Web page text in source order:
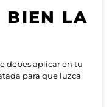
BIEN LA
debes aplicar en tu
para que luzca